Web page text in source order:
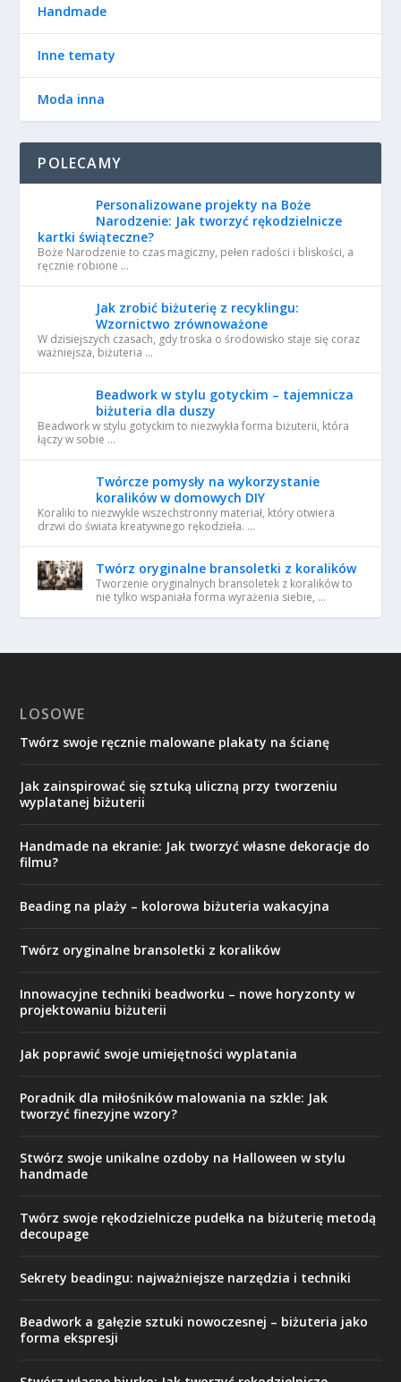
Handmade
Inne tematy
Moda inna
POLECAMY
Personalizowane projekty na Boże
Narodzenie: Jak tworzyć rękodzielnicze
kartki świąteczne?
Boże Narodzenie to czas magiczny, pełen radości i bliskości, a
ręcznie robione …
Jak zrobić biżuterię z recyklingu:
Wzornictwo zrównoważone
W dzisiejszych czasach, gdy troska o środowisko staje się coraz
ważniejsza, biżuteria …
Beadwork w stylu gotyckim – tajemnicza
biżuteria dla duszy
Beadwork w stylu gotyckim to niezwykła forma biżuterii, która
łączy w sobie …
Twórcze pomysły na wykorzystanie
koralików w domowych DIY
Koraliki to niezwykle wszechstronny materiał, który otwiera
drzwi do świata kreatywnego rękodzieła. …
Twórz oryginalne bransoletki z koralików
Tworzenie oryginalnych bransoletek z koralików to
nie tylko wspaniała forma wyrażenia siebie, …
LOSOWE
Twórz swoje ręcznie malowane plakaty na ścianę
Jak zainspirować się sztuką uliczną przy tworzeniu
wyplatanej biżuterii
Handmade na ekranie: Jak tworzyć własne dekoracje do
filmu?
Beading na plaży – kolorowa biżuteria wakacyjna
Twórz oryginalne bransoletki z koralików
Innowacyjne techniki beadworku – nowe horyzonty w
projektowaniu biżuterii
Jak poprawić swoje umiejętności wyplatania
Poradnik dla miłośników malowania na szkle: Jak
tworzyć finezyjne wzory?
Stwórz swoje unikalne ozdoby na Halloween w stylu
handmade
Twórz swoje rękodzielnicze pudełka na biżuterię metodą
decoupage
Sekrety beadingu: najważniejsze narzędzia i techniki
Beadwork a gałęzie sztuki nowoczesnej – biżuteria jako
forma ekspresji